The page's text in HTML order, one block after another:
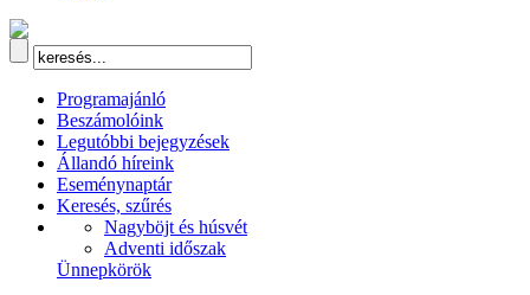
Programajánló
Beszámolóink
Legutóbbi bejegyzések
Állandó híreink
Eseménynaptár
Keresés, szűrés
Nagyböjt és húsvét
Adventi időszak
Ünnepkörök